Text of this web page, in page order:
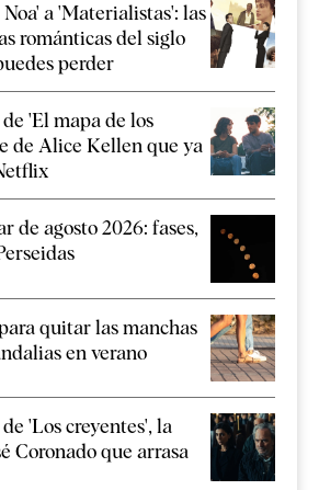
a 'Materialistas': las
románticas del siglo
perder
'El mapa de los
de Alice Kellen que ya
de agosto 2026: fases,
quitar las manchas
en verano
'Los creyentes', la
Coronado que arrasa